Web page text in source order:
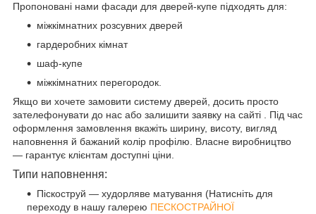
Пропоновані нами фасади для дверей-купе підходять для:
міжкімнатних розсувних дверей
гардеробних кімнат
шаф-купе
міжкімнатних перегородок.
Якщо ви хочете замовити систему дверей, досить просто
зателефонувати до нас або залишити заявку на сайті . Під час
оформлення замовлення вкажіть ширину, висоту, вигляд
наповнення й бажаний колір профілю. Власне виробництво
— гарантує клієнтам доступні ціни.
Типи наповнення:
Піскоструй — худорляве матування (Натисніть для
переходу в нашу галерею ПЕСКОСТРАЙНОЇ